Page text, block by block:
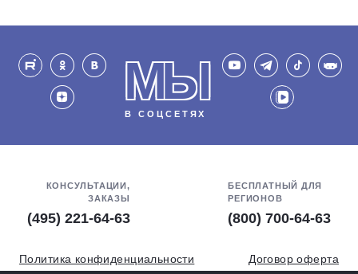
МЫ
В СОЦСЕТЯХ
КОНСУЛЬТАЦИИ,
ЗАКАЗЫ
(495) 221-64-63
БЕСПЛАТНЫЙ ДЛЯ
РЕГИОНОВ
(800) 700-64-63
Политика конфиденциальности
Договор оферта